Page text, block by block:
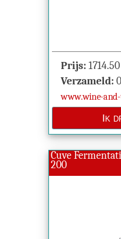
Prijs: 1714.50
Verzameld: 0
www.wine-
Cuve
200